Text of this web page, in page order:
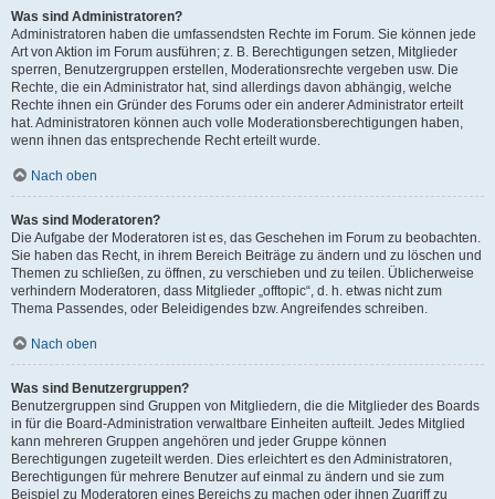
Was sind Administratoren?
Administratoren haben die umfassendsten Rechte im Forum. Sie können jede
Art von Aktion im Forum ausführen; z. B. Berechtigungen setzen, Mitglieder
sperren, Benutzergruppen erstellen, Moderationsrechte vergeben usw. Die
Rechte, die ein Administrator hat, sind allerdings davon abhängig, welche
Rechte ihnen ein Gründer des Forums oder ein anderer Administrator erteilt
hat. Administratoren können auch volle Moderationsberechtigungen haben,
wenn ihnen das entsprechende Recht erteilt wurde.
Nach oben
Was sind Moderatoren?
Die Aufgabe der Moderatoren ist es, das Geschehen im Forum zu beobachten.
Sie haben das Recht, in ihrem Bereich Beiträge zu ändern und zu löschen und
Themen zu schließen, zu öffnen, zu verschieben und zu teilen. Üblicherweise
verhindern Moderatoren, dass Mitglieder „offtopic“, d. h. etwas nicht zum
Thema Passendes, oder Beleidigendes bzw. Angreifendes schreiben.
Nach oben
Was sind Benutzergruppen?
Benutzergruppen sind Gruppen von Mitgliedern, die die Mitglieder des Boards
in für die Board-Administration verwaltbare Einheiten aufteilt. Jedes Mitglied
kann mehreren Gruppen angehören und jeder Gruppe können
Berechtigungen zugeteilt werden. Dies erleichtert es den Administratoren,
Berechtigungen für mehrere Benutzer auf einmal zu ändern und sie zum
Beispiel zu Moderatoren eines Bereichs zu machen oder ihnen Zugriff zu